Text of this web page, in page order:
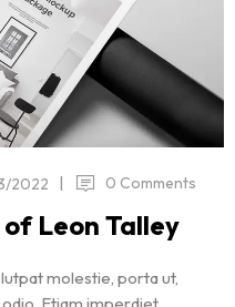
2022 | 0 Comments
Leon Talley
molestie, porta ut,